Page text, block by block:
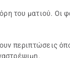
του ματιού.
περιπτώσεις